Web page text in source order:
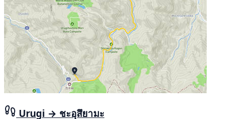
Urugi → ชะอุสึยามะ